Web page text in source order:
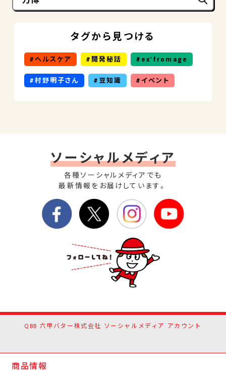
タグから見つける
ヘルスケア 開発秘話 ex'fromage
村野明子さん 豆知識 イベント
ソーシャルメディア
各種ソーシャルメディアでも
最新情報をお届けしています。
QBB 六甲バター株式会社 ソーシャルメディア アカウント
商品情報